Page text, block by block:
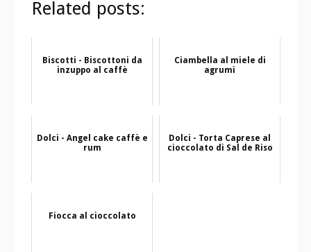
Related posts:
Biscotti - Biscottoni da
inzuppo al caffè
Ciambella al miele di
agrumi
Dolci - Angel cake caffè e
rum
Dolci - Torta Caprese al
cioccolato di Sal de Riso
Fiocca al cioccolato